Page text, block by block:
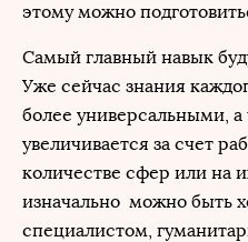
этому можно
Самый главный навык
Уже сейчас знания
более универсальными,
увеличивается за счет
количестве сфер или на
изначально можно быть
специалистом,